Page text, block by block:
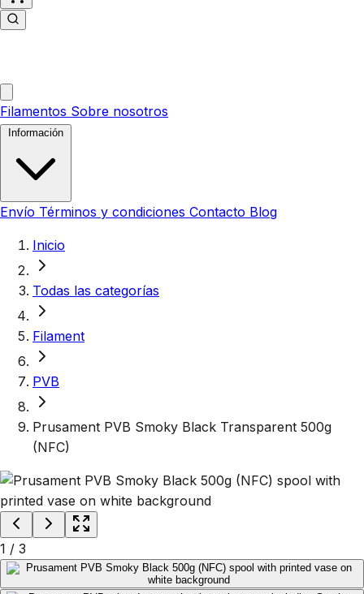
Filamentos Sobre nosotros
Envío Términos y condiciones Contacto Blog
Inicio
Todas las categorías
Filament
PVB
Prusament PVB Smoky Black Transparent 500g
(NFC)
1 / 3